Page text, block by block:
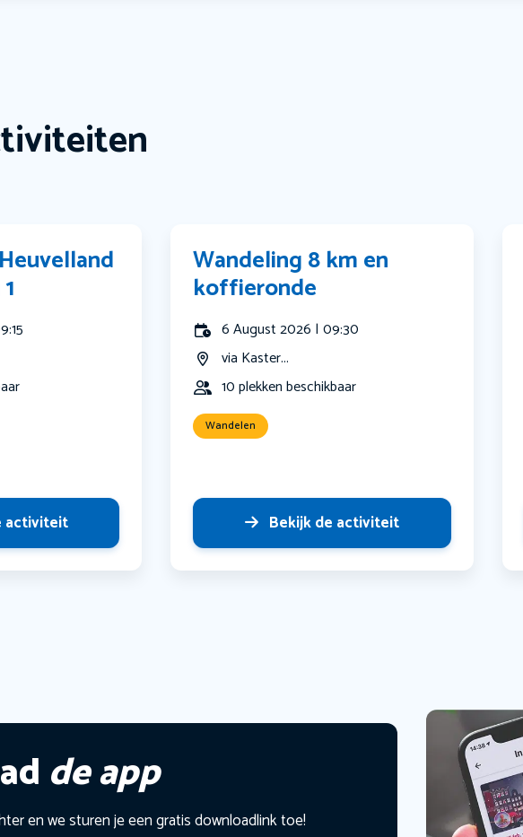
activiteit
Wandeling 8 km en
koffieronde
6 August 2026 | 09:30
via Kaster...
10 plekken beschikbaar
Wandelen
Bekijk de activiteit
de app
en we sturen je een gratis downloadlink toe!